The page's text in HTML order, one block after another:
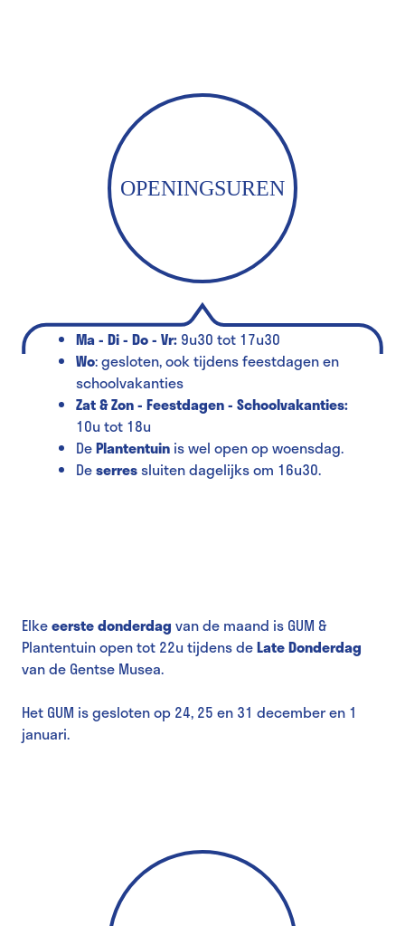
OPENINGSUREN
Ma - Di - Do - Vr: 9u30 tot 17u30
Wo: gesloten, ook tijdens feestdagen en
schoolvakanties
Zat & Zon - Feestdagen - Schoolvakanties:
10u tot 18u
DePlantentuin is wel open op woensdag.
Deserressluiten dagelijks om 16u30.
Elkeeerste donderdag van de maand is GUM &
Plantentuin open tot 22u tijdens deLate Donderdag
van de Gentse Musea.
Het GUM is gesloten op 24, 25 en 31 december en 1
januari.